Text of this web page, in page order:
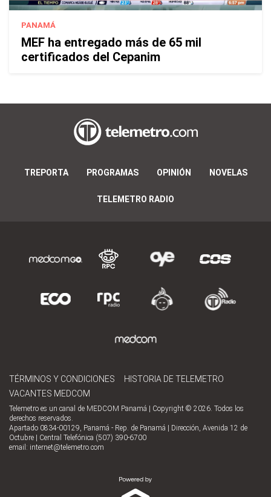
PANAMÁ
MEF ha entregado más de 65 mil
certificados del Cepanim
TREPORTA PROGRAMAS OPINIÓN NOVELAS
TELEMETRO RADIO
TÉRMINOS Y CONDICIONES
HISTORIA DE TELEMETRO
VACANTES MEDCOM
Telemetro es un canal de MEDCOM Panamá | Copyright © 2026. Todos los
derechos reservados.
Apartado 0834-00129, Panamá - Rep. de Panamá | Dirección, Avenida 12 de
Octubre | Central Telefónica (507) 390-6700
email: internet@telemetro.com